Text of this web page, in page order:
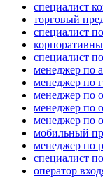
специалист
торговый
специалист
специалист
менеджер по
менеджер по
менеджер по
менеджер по
менеджер по
мобильный
менеджер по
специалист
оператор